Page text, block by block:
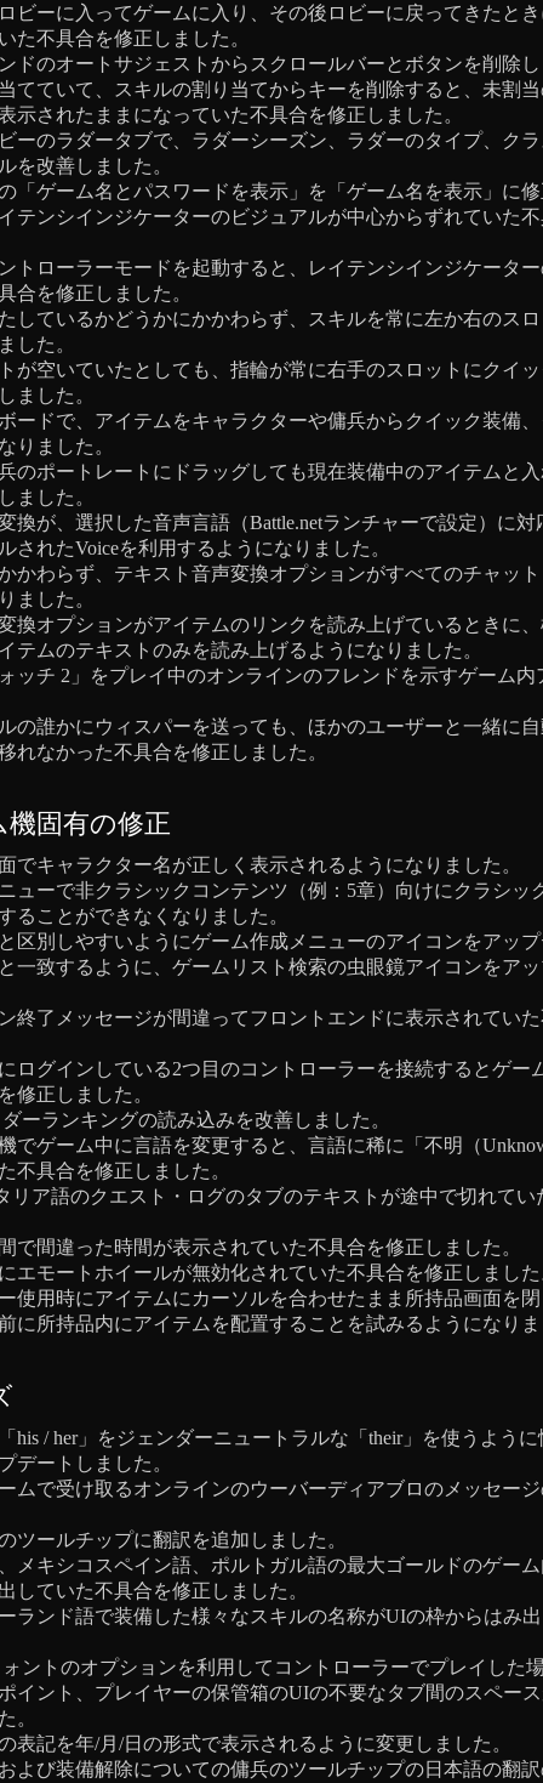
ビーに入ってゲームに入り、その後ロビーに戻ってきたと
た不具合を修正しました。
ドのオートサジェストからスクロールバーとボタンを削除
てていて、スキルの割り当てからキーを削除すると、未割
示されたままになっていた不具合を修正しました。
ーのラダータブで、ラダーシーズン、ラダーのタイプ、ク
を改善しました。
「ゲーム名とパスワードを表示」を「ゲーム名を表示」に
テンシインジケーターのビジュアルが中心からずれていた
トローラーモードを起動すると、レイテンシインジケータ
合を修正しました。
しているかどうかにかかわらず、スキルを常に左か右のス
した。
が空いていたとしても、指輪が常に右手のスロットにクイ
ました。
ードで、アイテムをキャラクターや傭兵からクイック装備
りました。
のポートレートにドラッグしても現在装備中のアイテムと
ました。
換が、選択した音声言語（Battle.netランチャーで設定）に対
されたVoiceを利用するようになりました。
かわらず、テキスト音声変換オプションがすべてのチャッ
ました。
換オプションがアイテムのリンクを読み上げているときに
テムのテキストのみを読み上げるようになりました。
ッチ 2」をプレイ中のオンラインのフレンドを示すゲーム内
の誰かにウィスパーを送っても、ほかのユーザーと一緒に
れなかった不具合を修正しました。
固有の修正
でキャラクター名が正しく表示されるようになりました。
ューで非クラシックコンテンツ（例：5章）向けにクラシッ
ることができなくなりました。
区別しやすいようにゲーム作成メニューのアイコンをアッ
一致するように、ゲームリスト検索の虫眼鏡アイコンをア
終了メッセージが間違ってフロントエンドに表示されてい
ログインしている2つ目のコントローラーを接続するとゲー
修正しました。
ダーランキングの読み込みを改善しました。
でゲーム中に言語を変更すると、言語に稀に「不明（
不具合を修正しました。
リア語のクエスト・ログのタブのテキストが途中で切れて
で間違った時間が表示されていた不具合を修正しました。
エモートホイールが無効化されていた不具合を修正しまし
使用時にアイテムにカーソルを合わせたまま所持品画面を
に所持品内にアイテムを配置することを試みるようになり
his / her」をジェンダーニュートラルな「their」を使うよう
デートしました。
ムで受け取るオンラインのウーバーディアブロのメッセー
ツールチップに翻訳を追加しました。
メキシコスペイン語、ポルトガル語の最大ゴールドのゲー
していた不具合を修正しました。
ランド語で装備した様々なスキルの名称がUIの枠からはみ
ントのオプションを利用してコントローラーでプレイした
イント、プレイヤーの保管箱のUIの不要なタブ間のスペー
。
表記を年/月/日の形式で表示されるように変更しました。
よび装備解除についての傭兵のツールチップの日本語の翻